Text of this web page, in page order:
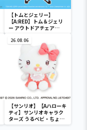
【トムとジェリー】
【A:RED】トム＆ジェリ
ー アウトドアチェア
26.08.06
【サンリオ】【Aハローキ
ティ】サンリオキャラク
ターズ うるベビ・ちょい
デカドール